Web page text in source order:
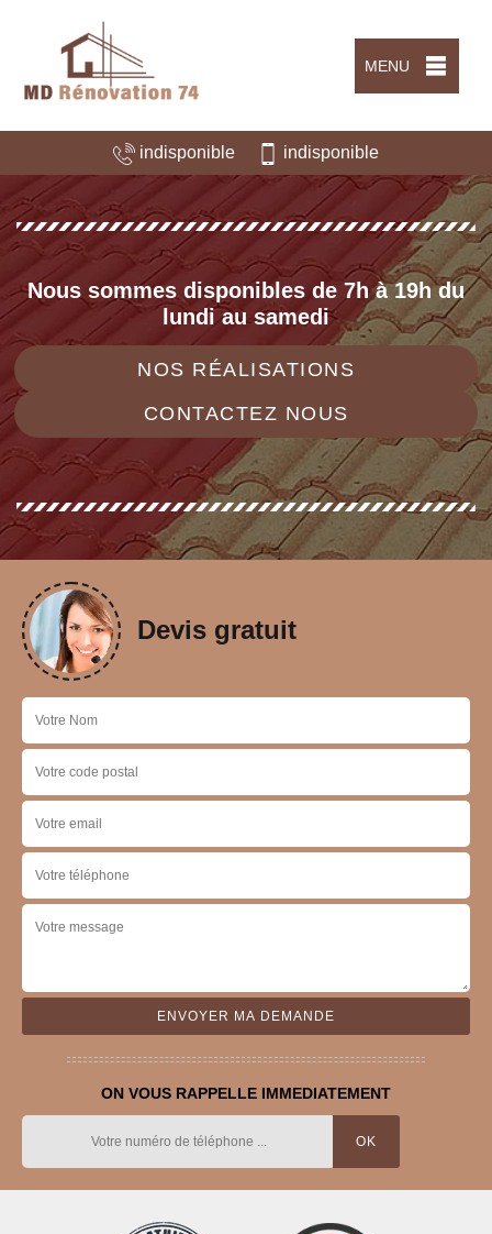
MENU
indisponible indisponible
Nous sommes disponibles de 7h à 19h du
lundi au samedi
NOS RÉALISATIONS
CONTACTEZ NOUS
Devis gratuit
ON VOUS RAPPELLE IMMEDIATEMENT